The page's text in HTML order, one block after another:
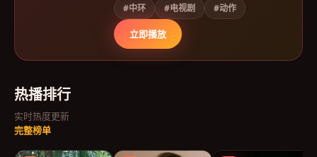
#中环 #电视剧 #动作
立即播放
热播排行
实时热度更新
完整榜单